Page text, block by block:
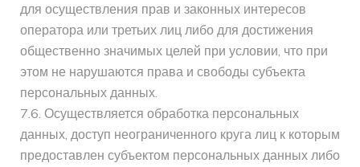
для осуществления прав и законных интересов
оператора или третьих лиц либо для достижения
общественно значимых целей при условии, что при
этом не нарушаются права и свободы субъекта
персональных данных.
7.6. Осуществляется обработка персональных
данных, доступ неограниченного круга лиц к которым
предоставлен субъектом персональных данных либо